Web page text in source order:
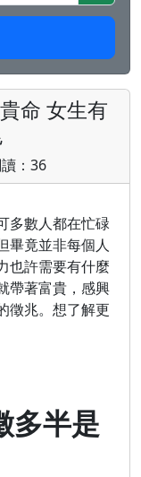
命 女生有
：36
多數人都在忙碌
畢竟並非每個人
也許需要有什麼
帶著富貴，感興
徵兆。想了解更
多半是